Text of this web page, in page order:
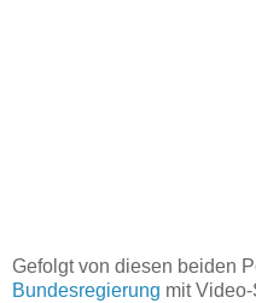
Gefolgt von diesen beiden
Bundesregierung mit